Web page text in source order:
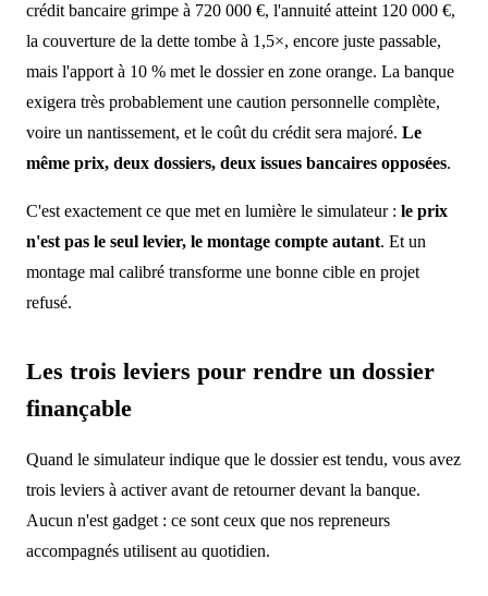
crédit bancaire grimpe à 720 000 €, l'annuité atteint 120 000 €,
la couverture de la dette tombe à 1,5×, encore juste passable,
mais l'apport à 10 % met le dossier en zone orange. La banque
exigera très probablement une caution personnelle complète,
voire un nantissement, et le coût du crédit sera majoré. Le
même prix, deux dossiers, deux issues bancaires opposées.
C'est exactement ce que met en lumière le simulateur : le prix
n'est pas le seul levier, le montage compte autant. Et un
montage mal calibré transforme une bonne cible en projet
refusé.
Les trois leviers pour rendre un dossier
finançable
Quand le simulateur indique que le dossier est tendu, vous avez
trois leviers à activer avant de retourner devant la banque.
Aucun n'est gadget : ce sont ceux que nos repreneurs
accompagnés utilisent au quotidien.